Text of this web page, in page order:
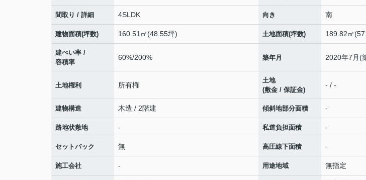
間取り / 詳細 4SLDK 向き 南
建物面積(坪数) 160.51㎡(48.55坪) 土地面積(坪数) 189.82㎡
建ぺい率 /
容積率
60%/200% 築年月 2020年7月(
土地権利 所有権
土地
(敷金 / 保証金)
- / -
建物構造 木造 / 2階建 傾斜地部分面積 -
路地状敷地 - 私道負担面積 -
セットバック 無 高圧線下面積 -
施工会社 - 用途地域 無指定